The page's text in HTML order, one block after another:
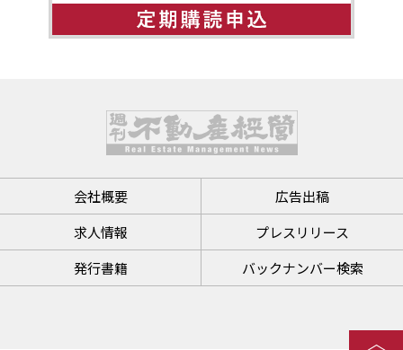
会社概要
広告出稿
求人情報
プレスリリース
発行書籍
バックナンバー検索